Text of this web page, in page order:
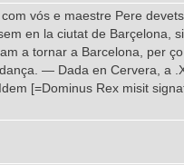
vós e maestre Pere
en la ciutat de Barçelona,
a tornar a Barcelona, per
— Dada en Cervera, a
[=Dominus Rex misit